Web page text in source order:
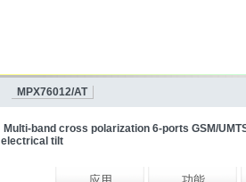
MPX76012/AT
Multi-band cross polarization 6-ports GSM/
electrical tilt